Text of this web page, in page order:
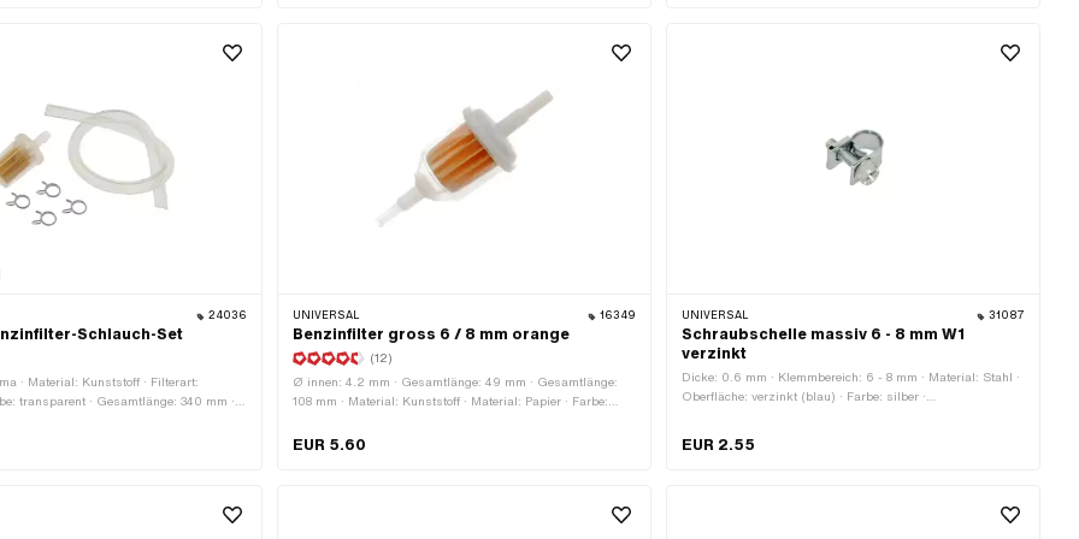
24036
Schlauch-Set
· Material: Kunststoff · Filterart:
transparent · Gesamtlänge: 340 mm ·
UNIVERSAL 16349
Benzinfilter gross 6 / 8 mm orange
(12)
Ø innen: 4.2 mm · Gesamtlänge: 49 mm · Gesamtlänge:
108 mm · Material: Kunststoff · Material: Papier · Farbe:
Filterpapier · zerlegbar: Nein · Ø
EUR 5.60
UNIVERSAL 31087
Schraubschelle massiv 6 - 8 mm W1
verzinkt
Dicke: 0.6 mm · Klemmbereich: 6 - 8 mm · Material: Stahl ·
Oberfläche: verzinkt (blau) · Farbe: silber ·
EUR 2.55